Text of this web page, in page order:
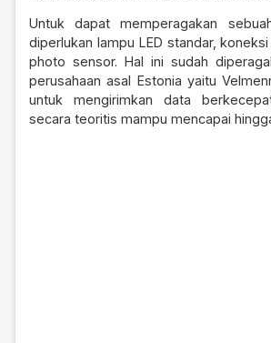
Untuk dapat memperagakan
diperlukan lampu LED standar,
photo sensor. Hal ini sudah
perusahaan asal Estonia yaitu
untuk mengirimkan data
secara teoritis mampu mencapai